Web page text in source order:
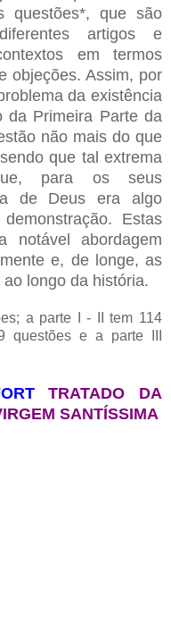
questões*, que são
artigos e
em termos
objeções.Assim, por
da existência
da Primeira Parte da
não mais do que
que tal extrema
para os seus
de Deus era algo
Estas
notável abordagem
e, de longe, as
longo da história.
a parte I - II tem 114
questões e a parte III
TRATADO DA
SANTÍSSIMA